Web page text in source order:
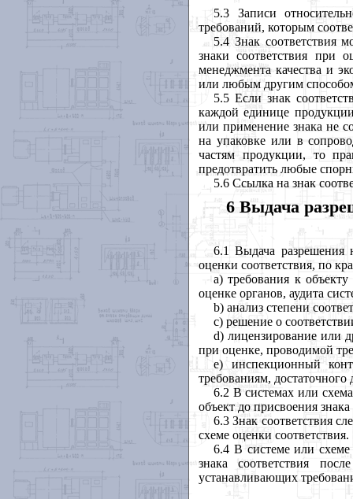
5.3 Записи
требований, которым
5.4 Знак соответствия
знаки
соответствия при
менеджмента качества и
или любым другим
5.5 Если знак
каждой единице
или применение знака не
на упаковке или в
частям продукции, то
предотвратить любые
5.6 Ссылка на знак
6 Выдача
6.1Выдача разрешения
оценки соответствия, по
a) требования к объекту
оценке органов, аудита
b) анализ степени
c) решение о
d) лицензирование или
при оценке, проводимой
e) инспекционный
требованиям, достаточного
6.2 В системах или
объект до присвоения знака
6.3 Знак соответствия
схеме оценки соответствия.
6.4 В системе или схеме
знака
соответствия
после
устанавливающих